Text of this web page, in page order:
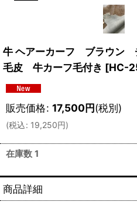
牛 ヘアーカーフ ブラウン
毛皮 牛カーフ毛付き [HC-
販売価格: 17,500円(税別)
(税込: 19,250円)
在庫数 1
商品詳細